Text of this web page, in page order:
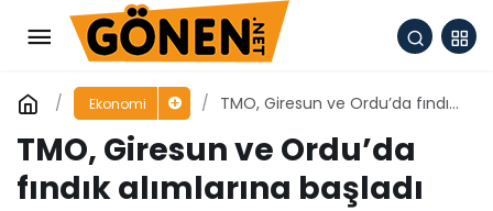
Ekonomi
TMO, Giresun ve Ordu’da fındık
TMO, Giresun ve Ordu’da
fındık alımlarına başladı